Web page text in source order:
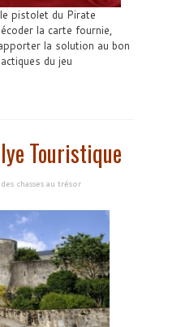
pistolet du Pirate
la carte fournie,
la solution au bon
du jeu
Touristique
chasses au trésor